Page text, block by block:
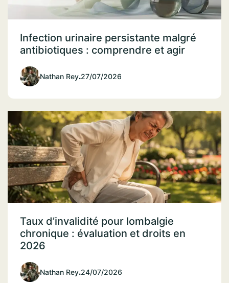
Infection urinaire persistante malgré
antibiotiques : comprendre et agir
Nathan Rey.27/07/2026
Taux d’invalidité pour lombalgie
chronique : évaluation et droits en
2026
Nathan Rey.24/07/2026